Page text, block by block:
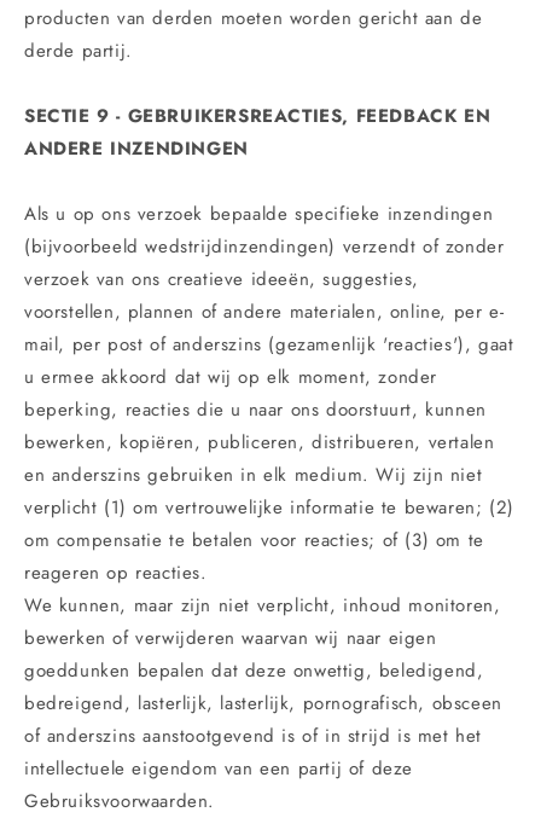
producten van derden moeten worden gericht aan de
derde partij.
SECTIE 9 - GEBRUIKERSREACTIES, FEEDBACK EN
ANDERE INZENDINGEN
Als u op ons verzoek bepaalde specifieke inzendingen
(bijvoorbeeld wedstrijdinzendingen) verzendt of zonder
verzoek van ons creatieve ideeën, suggesties,
voorstellen, plannen of andere materialen, online, per e-
mail, per post of anderszins (gezamenlijk 'reacties'), gaat
u ermee akkoord dat wij op elk moment, zonder
beperking, reacties die u naar ons doorstuurt, kunnen
bewerken, kopiëren, publiceren, distribueren, vertalen
en anderszins gebruiken in elk medium. Wij zijn niet
verplicht (1) om vertrouwelijke informatie te bewaren; (2)
om compensatie te betalen voor reacties; of (3) om te
reageren op reacties.
We kunnen, maar zijn niet verplicht, inhoud monitoren,
bewerken of verwijderen waarvan wij naar eigen
goeddunken bepalen dat deze onwettig, beledigend,
bedreigend, lasterlijk, lasterlijk, pornografisch, obsceen
of anderszins aanstootgevend is of in strijd is met het
intellectuele eigendom van een partij of deze
Gebruiksvoorwaarden.